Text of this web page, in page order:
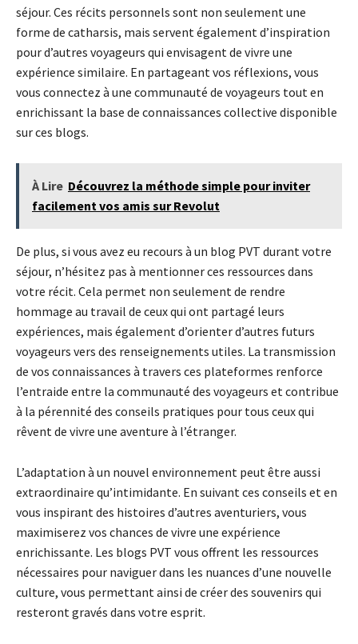
séjour. Ces récits personnels sont non seulement une
forme de catharsis, mais servent également d’inspiration
pour d’autres voyageurs qui envisagent de vivre une
expérience similaire. En partageant vos réflexions, vous
vous connectez à une communauté de voyageurs tout en
enrichissant la base de connaissances collective disponible
sur ces blogs.
À Lire Découvrez la méthode simple pour inviter
facilement vos amis sur Revolut
De plus, si vous avez eu recours à un blog PVT durant votre
séjour, n’hésitez pas à mentionner ces ressources dans
votre récit. Cela permet non seulement de rendre
hommage au travail de ceux qui ont partagé leurs
expériences, mais également d’orienter d’autres futurs
voyageurs vers des renseignements utiles. La transmission
de vos connaissances à travers ces plateformes renforce
l’entraide entre la communauté des voyageurs et contribue
à la pérennité des conseils pratiques pour tous ceux qui
rêvent de vivre une aventure à l’étranger.
L’adaptation à un nouvel environnement peut être aussi
extraordinaire qu’intimidante. En suivant ces conseils et en
vous inspirant des histoires d’autres aventuriers, vous
maximiserez vos chances de vivre une expérience
enrichissante. Les blogs PVT vous offrent les ressources
nécessaires pour naviguer dans les nuances d’une nouvelle
culture, vous permettant ainsi de créer des souvenirs qui
resteront gravés dans votre esprit.